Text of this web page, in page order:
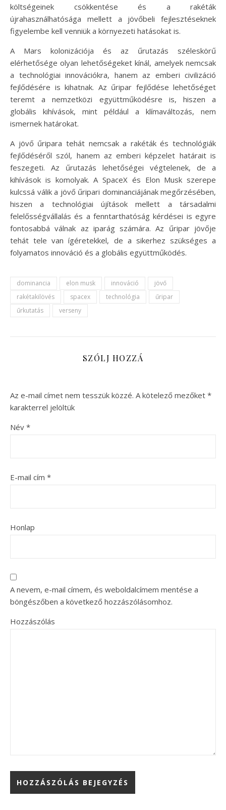
költségeinek csökkentése és a rakéták
újrahasználhatósága mellett a jövőbeli fejlesztéseknek
figyelembe kell venniük a környezeti hatásokat is.
A Mars kolonizációja és az űrutazás széleskörű
elérhetősége olyan lehetőségeket kínál, amelyek nemcsak
a technológiai innovációkra, hanem az emberi civilizáció
fejlődésére is kihatnak. Az űripar fejlődése lehetőséget
teremt a nemzetközi együttműködésre is, hiszen a
globális kihívások, mint például a klímaváltozás, nem
ismernek határokat.
A jövő űripara tehát nemcsak a rakéták és technológiák
fejlődéséről szól, hanem az emberi képzelet határait is
feszegeti. Az űrutazás lehetőségei végtelenek, de a
kihívások is komolyak. A SpaceX és Elon Musk szerepe
kulcssá válik a jövő űripari dominanciájának megőrzésében,
hiszen a technológiai újítások mellett a társadalmi
felelősségvállalás és a fenntarthatóság kérdései is egyre
fontosabbá válnak az iparág számára. Az űripar jövője
tehát tele van ígéretekkel, de a sikerhez szükséges a
folyamatos innováció és a globális együttműködés.
dominancia elon musk innováció
jövő
rakétakilövés
spacex technológia
űripar
űrkutatás
verseny
SZÓLJ HOZZÁ
Az e-mail címet nem tesszük közzé. A kötelező mezőket *
karakterrel jelöltük
Név *
E-mail cím *
Honlap
A nevem, e-mail címem, és weboldalcímem mentése a
böngészőben a következő hozzászólásomhoz.
Hozzászólás